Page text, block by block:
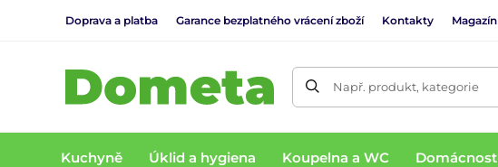
Doprava a platba Garance bezplatného vrácení zboží Kontakty Magazín
Např. produkt, kategorie
Kuchyně Úklid a hygiena Koupelna a WC Domácnost